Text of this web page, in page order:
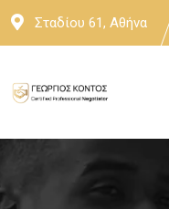
Skip
Σταδίου 61, Αθήνα